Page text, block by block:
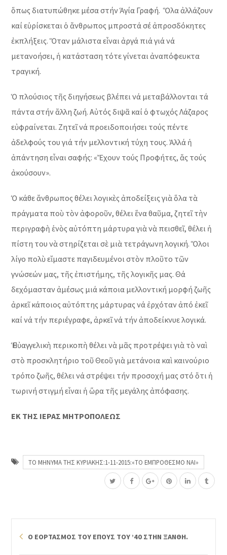
ὅπως διατυπώθηκε μέσα στήν Ἁγία Γραφή. Ὅλα ἀλλάζουν
καί εὑρίσκεται ὁ ἄνθρωπος μπροστά σέ ἀπροσδόκητες
ἐκπλήξεις. Ὅταν μάλιστα εἶναι ἀργά πιά γιά νά
μετανοήσει, ἡ κατάσταση τότε γίνεται ἀναπόφευκτα
τραγική.
Ὁ πλούσιος τῆς διηγήσεως βλέπει νά μεταβάλλονται τά
πάντα στήν ἄλλη ζωή. Αὐτός διψᾶ καί ὁ φτωχός Λάζαρος
εὐφραίνεται. Ζητεῖ νά προειδοποιήσει τούς πέντε
ἀδελφούς του γιά τήν μελλοντική τύχη τους. Ἀλλά ἡ
ἀπάντηση εἶναι σαφής: «Ἔχουν τούς Προφήτες, ἄς τούς
ἀκούσουν».
Ὁ κάθε ἄνθρωπος θέλει λογικὲς ἀποδείξεις γιὰ ὅλα τὰ
πράγματα ποὺ τὸν ἀφοροῦν, θέλει ἕνα θαῦμα, ζητεῖ τὴν
περιγραφὴ ἑνὸς αὐτόπτη μάρτυρα γιὰ νὰ πεισθεῖ, θέλει ἡ
πίστη του νὰ στηρίζεται σὲ μιὰ τετράγωνη λογική. Ὅλοι
λίγο πολὺ εἴμαστε παγιδευμένοι στὸν πλοῦτο τῶν
γνώσεών μας, τῆς ἐπιστήμης, τῆς λογικῆς μας. Θά
δεχόμασταν ἀμέσως μιά κάποια μελλοντική μορφή ζωῆς
ἀρκεῖ κάποιος αὐτόπτης μάρτυρας νά ἐρχόταν ἀπό ἐκεῖ
καί νά τήν περιέγραφε, ἀρκεῖ νά τήν ἀποδείκνυε λογικά.
Ἡ Εὐαγγελικὴ περικοπὴ θέλει νὰ μᾶς προτρέψει γιὰ τὸ ναὶ
στὸ προσκλητήριο τοῦ Θεοῦ γιὰ μετάνοια καὶ καινούριο
τρόπο ζωῆς, θέλει νά στρέψει τήν προσοχή μας στό ὅτι ἡ
τωρινή στιγμή εἶναι ἡ ὥρα τῆς μεγάλης ἀπόφασης.
ΕΚ ΤΗΣ ΙΕΡΑΣ ΜΗΤΡΟΠΟΛΕΩΣ
ΤΟ ΜΗΝΥΜΑ ΤΗΣ ΚΥΡΙΑΚΗΣ:1-11-2015:«ΤΟ ΕΜΠΡΟΘΕΣΜΟ ΝΑΙ»
Ο ΕΟΡΤΑΣΜΟΣ ΤΟΥ ΕΠΟΥΣ ΤΟΥ ’40 ΣΤΗΝ ΞΑΝΘΗ.